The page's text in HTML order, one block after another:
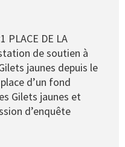
PLACE DE LA
de soutien à
jaunes depuis le
d’un fond
Gilets jaunes et
d’enquête